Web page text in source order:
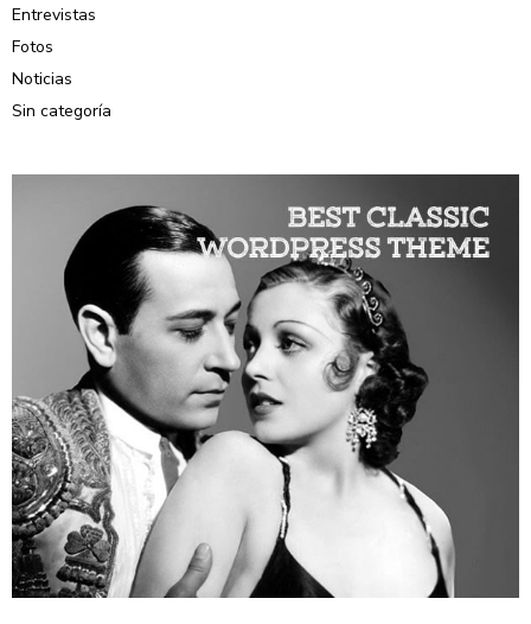
Entrevistas
Fotos
Noticias
Sin categoría